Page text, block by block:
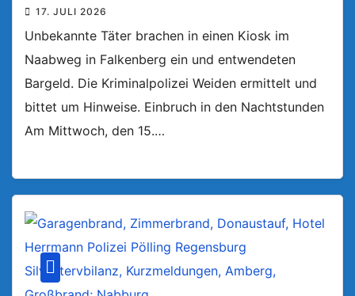
17. JULI 2026
Unbekannte Täter brachen in einen Kiosk im
Naabweg in Falkenberg ein und entwendeten
Bargeld. Die Kriminalpolizei Weiden ermittelt und
bittet um Hinweise. Einbruch in den Nachtstunden
Am Mittwoch, den 15.…